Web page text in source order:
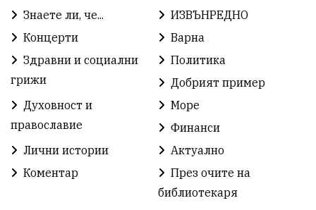
Книги Ветрогенератори Девня
Ден на народните будители Изложба
Детски градини Богоявление
Разрушеното бомбоубежище
Избори 2026 Дарения
Концерт
Знаете ли, че...
ИЗВЪНРЕДНО
Концерти
Варна
Здравни и социални
грижи
Политика
Добрият пример
Духовност и
православие
Море
Финанси
Лични истории
Актуално
Коментар
През очите на
библиотекаря